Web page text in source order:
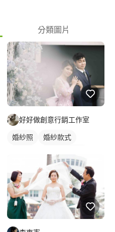
分類圖片
好好做創意行銷工作室
婚紗照
婚紗款式